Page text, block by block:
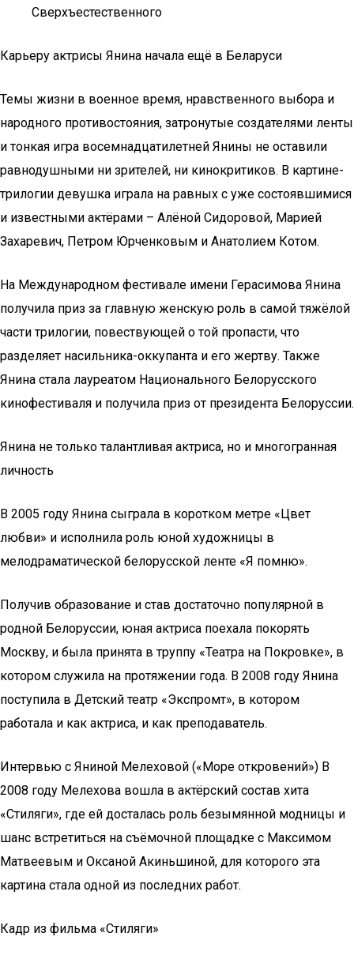
Сверхъестественного
Карьеру актрисы Янина начала ещё в Беларуси
Темы жизни в военное время, нравственного выбора и
народного противостояния, затронутые создателями ленты
и тонкая игра восемнадцатилетней Янины не оставили
равнодушными ни зрителей, ни кинокритиков. В картине-
трилогии девушка играла на равных с уже состоявшимися
и известными актёрами – Алёной Сидоровой, Марией
Захаревич, Петром Юрченковым и Анатолием Котом.
На Международном фестивале имени Герасимова Янина
получила приз за главную женскую роль в самой тяжёлой
части трилогии, повествующей о той пропасти, что
разделяет насильника-оккупанта и его жертву. Также
Янина стала лауреатом Национального Белорусского
кинофестиваля и получила приз от президента Белоруссии.
Янина не только талантливая актриса, но и многогранная
личность
В 2005 году Янина сыграла в коротком метре «Цвет
любви» и исполнила роль юной художницы в
мелодраматической белорусской ленте «Я помню».
Получив образование и став достаточно популярной в
родной Белоруссии, юная актриса поехала покорять
Москву, и была принята в труппу «Театра на Покровке», в
котором служила на протяжении года. В 2008 году Янина
поступила в Детский театр «Экспромт», в котором
работала и как актриса, и как преподаватель.
Интервью с Яниной Мелеховой («Море откровений») В
2008 году Мелехова вошла в актёрский состав хита
«Стиляги», где ей досталась роль безымянной модницы и
шанс встретиться на съёмочной площадке с Максимом
Матвеевым и Оксаной Акиньшиной, для которого эта
картина стала одной из последних работ.
Кадр из фильма «Стиляги»